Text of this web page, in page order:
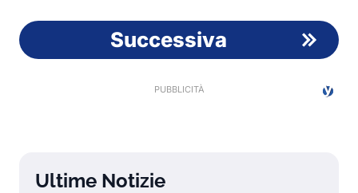
Successiva
Ultime Notizie